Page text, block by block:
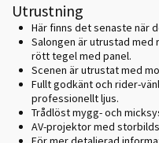
Utrustning
Här finns det senaste när
Salongen är utrustad med
rött tegel med panel.
Scenen är utrustat med
Fullt godkänt och rider-
professionellt ljus.
Trådlöst mygg- och
AV-projektor med